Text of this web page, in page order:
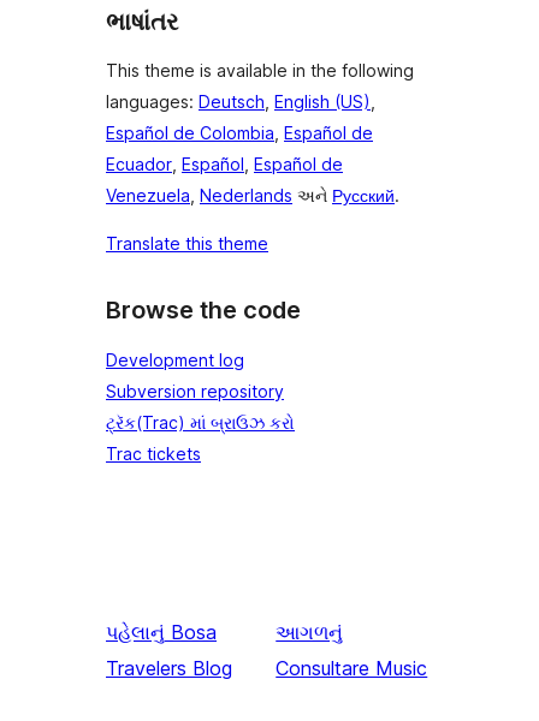
ભાષાંતર
This theme is available in the following
languages: Deutsch, English (US),
Español de Colombia, Español de
Ecuador, Español, Español de
Venezuela, Nederlands અને Русский.
Translate this theme
Browse the code
Development log
Subversion repository
ટ્રૅક(Trac) માં બ્રાઉઝ કરો
Trac tickets
પહેલાનું Bosa
Travelers Blog
આગળનું
Consultare Music